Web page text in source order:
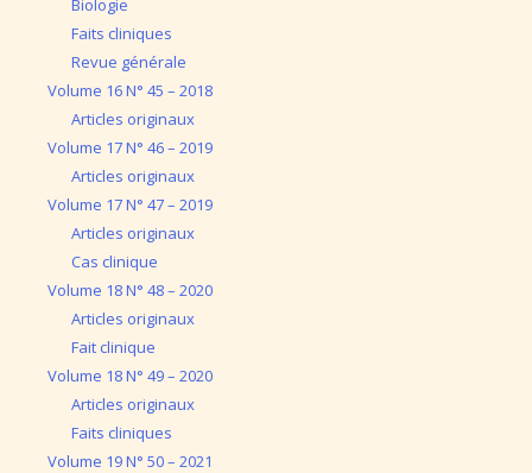
Faits cliniques
Revue générale
Volume 16 N° 45 – 2018
Articles originaux
Volume 17 N° 46 – 2019
Articles originaux
Volume 17 N° 47 – 2019
Articles originaux
Cas clinique
Volume 18 N° 48 – 2020
Articles originaux
Fait clinique
Volume 18 N° 49 – 2020
Articles originaux
Faits cliniques
Volume 19 N° 50 – 2021